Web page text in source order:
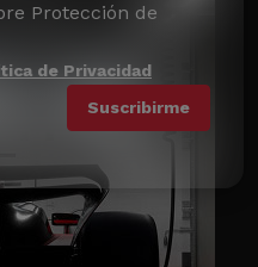
Protección de
de Privacidad